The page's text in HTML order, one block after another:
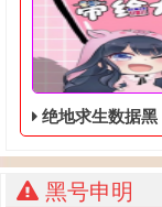
绝地求生数据黑：斗鱼小
黑号申明